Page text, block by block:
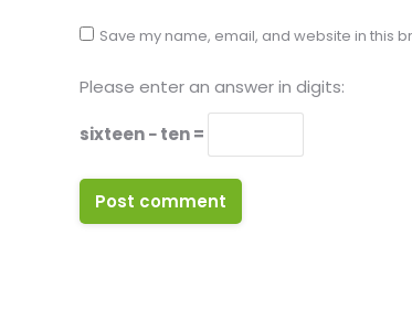
Save my name, email, and website in this
Please enter an answer in digits:
sixteen − ten =
Post comment